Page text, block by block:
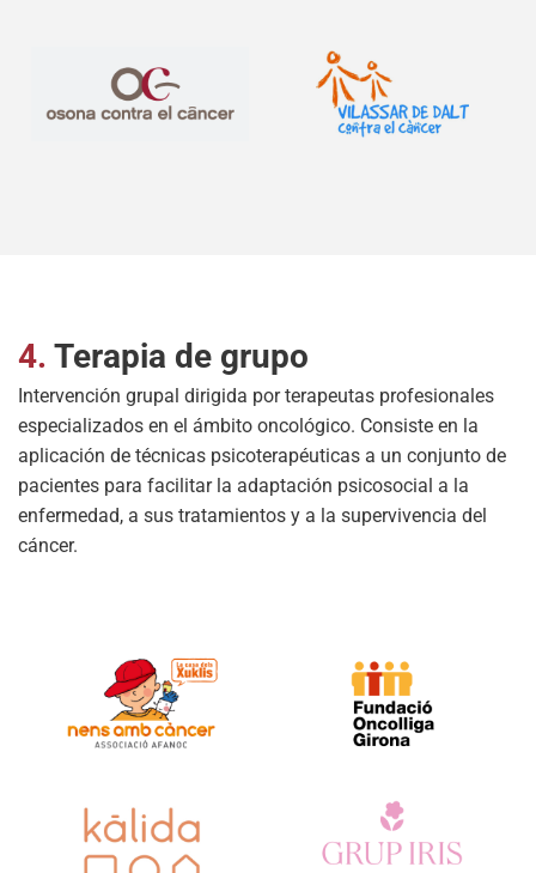
4. Terapia de grupo
Intervención grupal dirigida por terapeutas profesionales
especializados en el ámbito oncológico. Consiste en la
aplicación de técnicas psicoterapéuticas a un conjunto de
pacientes para facilitar la adaptación psicosocial a la
enfermedad, a sus tratamientos y a la supervivencia del
cáncer.